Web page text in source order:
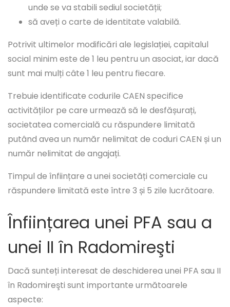
unde se va stabili sediul societății;
să aveți o carte de identitate valabilă.
Potrivit ultimelor modificări ale legislației, capitalul
social minim este de 1 leu pentru un asociat, iar dacă
sunt mai mulți câte 1 leu pentru fiecare.
Trebuie identificate codurile CAEN specifice
activităților pe care urmează să le desfășurați,
societatea comercială cu răspundere limitată
putând avea un număr nelimitat de coduri CAEN și un
număr nelimitat de angajați.
Timpul de înființare a unei societăți comerciale cu
răspundere limitată este între 3 și 5 zile lucrătoare.
Înființarea unei PFA sau a
unei II în Radomireşti
Dacă sunteți interesat de deschiderea unei PFA sau II
în Radomireşti sunt importante următoarele
aspecte: